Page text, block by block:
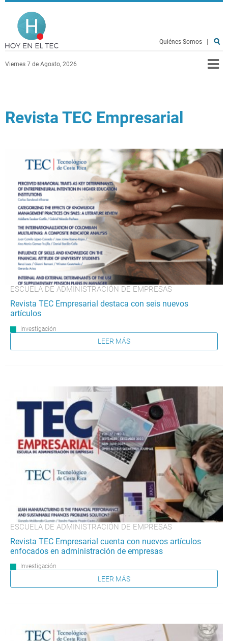
Pasar al contenido principal
Viernes 7 de Agosto, 2026
Quiénes Somos
Revista TEC Empresarial
ESCUELA DE ADMINISTRACIÓN DE EMPRESAS
Revista TEC Empresarial destaca con seis nuevos
artículos
Investigación
LEER MÁS
ESCUELA DE ADMINISTRACIÓN DE EMPRESAS
Revista TEC Empresarial cuenta con nuevos artículos
enfocados en administración de empresas
Investigación
LEER MÁS